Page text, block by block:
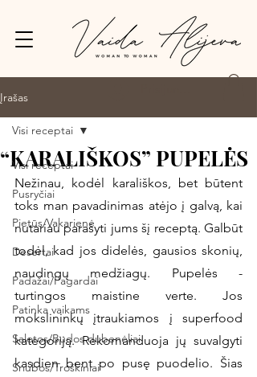
Įrašas
Visi receptai
Pusryčiai
Pietūs/Vakarienė
Desertai
Padažai/Pagardai
Patinka vaikams
Salotos/Budos dubenėliai
Sriubos/Troškiniai
Visi receptai
“KARALIŠKOS” PUPELĖS
Nežinau, kodėl karališkos, bet būtent
toks man pavadinimas atėjo į galvą, kai
nutariau parašyti jums šį receptą. Galbūt
todėl, kad jos didelės, gausios skonių,
naudingų medžiagų. Pupelės -
turtingos maistine verte. Jos
mokslininkų įtraukiamos į superfood
kategoriją. Rekomanduoja jų suvalgyti
kasdien bent po pusę puodelio. Šias